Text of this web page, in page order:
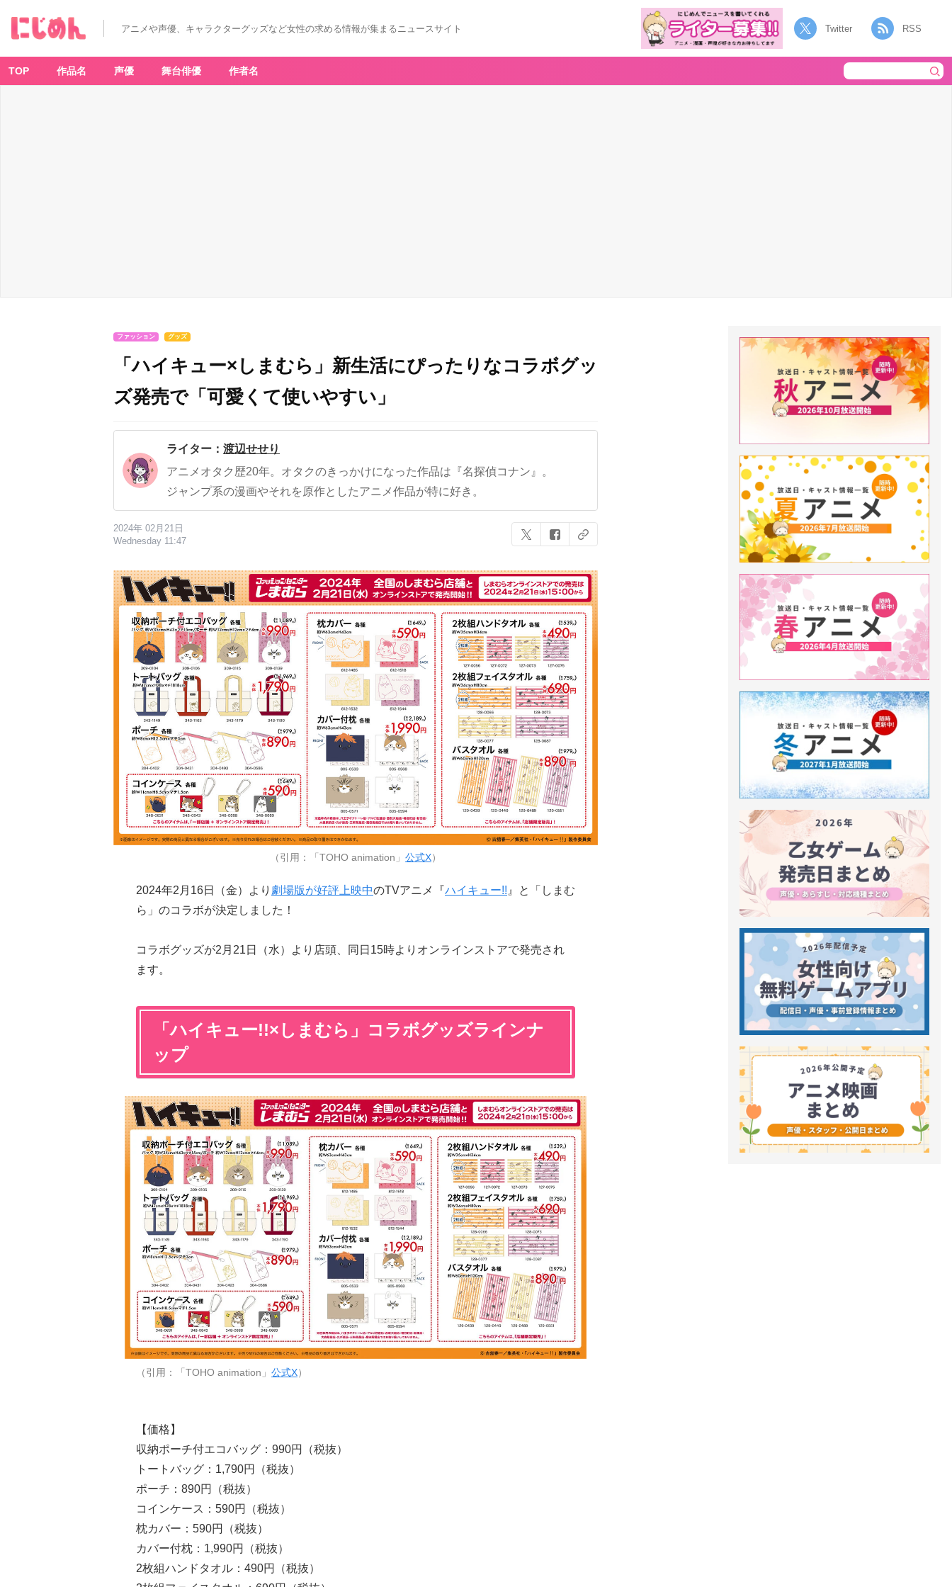
アニメや声優、キャラクターグッズなど女性の求める情報が集まるニュースサイト Twitter RSS
TOP 作品名 声優 舞台俳優 作者名
ファッション グッズ
「ハイキュー×しまむら」新生活にぴったりなコラボグッ
ズ発売で「可愛くて使いやすい」
ライター： 渡辺せせり
アニメオタク歴20年。オタクのきっかけになった作品は『名探偵コナン』。
ジャンプ系の漫画やそれを原作としたアニメ作品が特に好き。
2024年 02月21日
Wednesday 11:47
（引用：「TOHO animation」 公式X）
2024年2月16日（金）より 劇場版が好評上映中のTVアニメ『 ハイキュー!!』と「しまむ
ら」のコラボが決定しました！
コラボグッズが2月21日（水）より店頭、同日15時よりオンラインストアで発売され
ます。
「ハイキュー!!×しまむら」コラボグッズラインナ
ップ
（引用：「TOHO animation」 公式X）
【価格】
収納ポーチ付エコバッグ：990円（税抜）
トートバッグ：1,790円（税抜）
ポーチ：890円（税抜）
コインケース：590円（税抜）
枕カバー：590円（税抜）
カバー付枕：1,990円（税抜）
2枚組ハンドタオル：490円（税抜）